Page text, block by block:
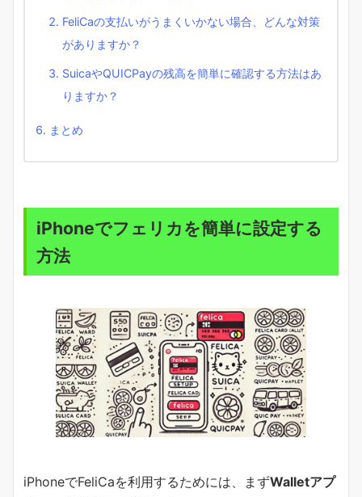
FeliCaの支払いがうまくいかない場合、どんな対策
がありますか？
SuicaやQUICPayの残高を簡単に確認する方法はあ
りますか？
まとめ
iPhoneでフェリカを簡単に設定する
方法
iPhoneでFeliCaを利用するためには、まずWalletアプ